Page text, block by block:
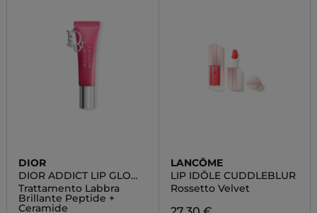
DIOR
DIOR ADDICT LIP GLOW
BUTTER
Trattamento Labbra
Brillante Peptide +
Ceramide
LANCÔME
LIP IDÔLE CUDDLEBLUR
Rossetto Velvet